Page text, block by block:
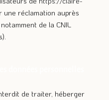
une réclamation auprès
de la CNIL
de traiter, héberger